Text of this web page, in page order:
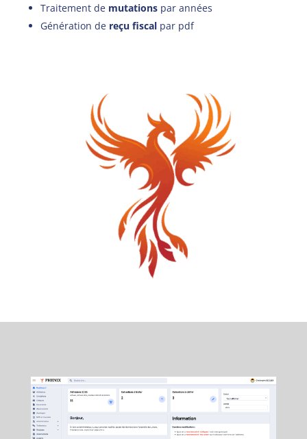
Traitement de mutationspar années
Génération de reçu fiscalpar pdf